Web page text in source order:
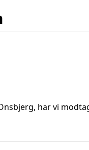
har vi